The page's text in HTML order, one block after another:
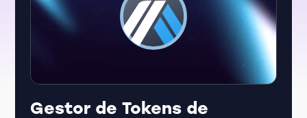
Gestor de Tokens de